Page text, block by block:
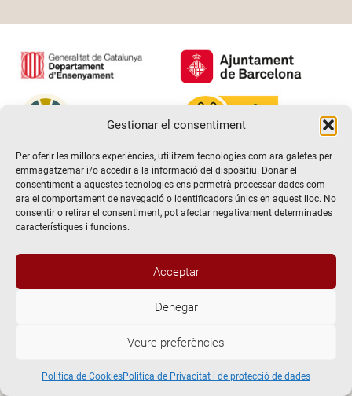
Gestionar el consentiment
Per oferir les millors experiències, utilitzem tecnologies com ara galetes per
emmagatzemar i/o accedir a la informació del dispositiu. Donar el
consentiment a aquestes tecnologies ens permetrà processar dades com
ara el comportament de navegació o identificadors únics en aquest lloc. No
consentir o retirar el consentiment, pot afectar negativament determinades
característiques i funcions.
Acceptar
Denegar
Veure preferències
Politica de CookiesPolitica de Privacitat i de protecció de dades
@2026 Escola de teatre El Timbal. Tots els drets reservats
Avís Legal
Politica de Cookies